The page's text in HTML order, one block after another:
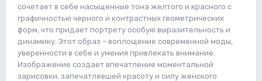
сочетает в себе насыщенные тона желтого и красного с
графичностью черного и контрастных геометрических
форм, что придает портрету особую выразительность и
динамику. Этот образ – воплощение современной моды,
уверенности в себе и умения привлекать внимание.
Изображение создает впечатление моментальной
зарисовки, запечатлевшей красоту и силу женского